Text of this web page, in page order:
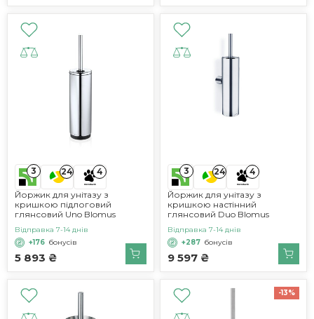
3 24 4
Йоржик для унітазу з
кришкою підлоговий
глянсовий Uno Blomus
5 893 ₴
Відправка 7-14 днів
+176 бонусів
3 24 4
Йоржик для унітазу з
кришкою настінний
глянсовий Duo Blomus
9 597 ₴
Відправка 7-14 днів
+287 бонусів
-13%